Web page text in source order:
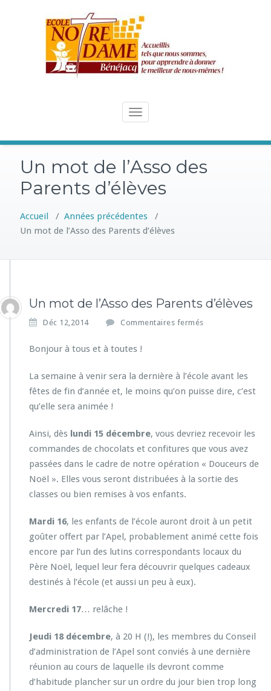
Toggle
Un mot de l’Asso des
Parents d’élèves
Accueil / Années précédentes /
Un mot de l’Asso des Parents d’élèves
Un mot de l’Asso des Parents d’élèves
Déc 12,2014 Commentaires fermés
m
o
e
s
s
o
P
a
r
e
è
v
s
Bonjour à tous et à toutes !
La semaine à venir sera la dernière à l’école avant les
fêtes de fin d’année et, le moins qu’on puisse dire, c’est
qu’elle sera animée !
Ainsi, dès lundi 15 décembre, vous devriez recevoir les
commandes de chocolats et confitures que vous avez
passées dans le cadre de notre opération « Douceurs de
Noël ». Elles vous seront distribuées à la sortie des
classes ou bien remises à vos enfants.
Mardi 16, les enfants de l’école auront droit à un petit
goûter offert par l’Apel, probablement animé cette fois
encore par l’un des lutins correspondants locaux du
Père Noël, lequel leur fera découvrir quelques cadeaux
destinés à l’école (et aussi un peu à eux).
Mercredi 17… relâche !
Jeudi 18 décembre, à 20 H (!), les membres du Conseil
d’administration de l’Apel sont conviés à une dernière
réunion au cours de laquelle ils devront comme
d’habitude plancher sur un ordre du jour bien trop long